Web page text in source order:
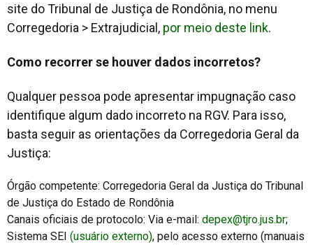
site do Tribunal de Justiça de Rondônia, no menu
Corregedoria > Extrajudicial, por meio deste link.
Como recorrer se houver dados incorretos?
Qualquer pessoa pode apresentar impugnação caso
identifique algum dado incorreto na RGV. Para isso,
basta seguir as orientações da Corregedoria Geral da
Justiça:
Órgão competente: Corregedoria Geral da Justiça do Tribunal
de Justiça do Estado de Rondônia
Canais oficiais de protocolo: Via e-mail: depex@tjro.jus.br;
Sistema SEI (usuário externo), pelo acesso externo (manuais